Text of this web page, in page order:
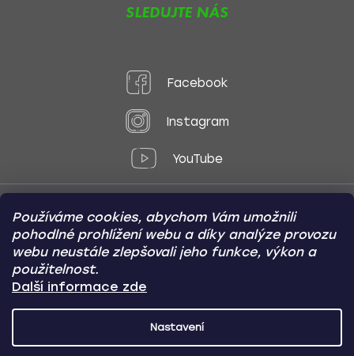
Používáme cookies, abychom Vám umožnili
pohodlné prohlížení webu a díky analýze provozu
webu neustále zlepšovali jeho funkce, výkon a
použitelnost.
Další informace zde
Nastavení
SLEDUJTE NÁS
Facebook
Instagram
YouTube
Způsoby platby:
Online
Převod
Dobírka